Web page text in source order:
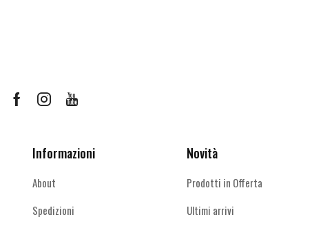
FacebookInstagramYoutube
Informazioni
About
Spedizioni
Novità
Prodotti in Offerta
Ultimi arrivi